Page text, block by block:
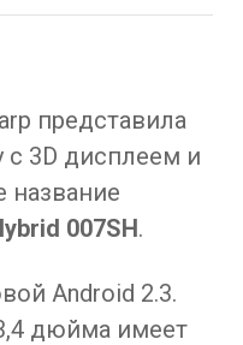
представила
с 3D дисплеем и
название
007SH.
Android 2.3.
дюйма имеет